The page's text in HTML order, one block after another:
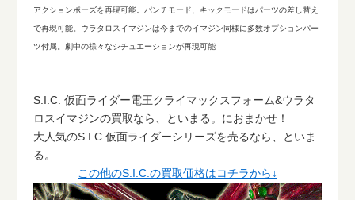
アクションポーズを再現可能。パンチモード、キックモードはパーツの差し替え
で再現可能。ウラタロスイマジンは今までのイマジン同様に多数オプションパー
ツ付属。劇中の様々なシチュエーションが再現可能
S.I.C. 仮面ライダー電王クライマックスフォーム&ウラタ
ロスイマジンの買取なら、といまる。におまかせ！
大人気のS.I.C.仮面ライダーシリーズを売るなら、といま
る。
この他のS.I.C.の買取価格はコチラから↓